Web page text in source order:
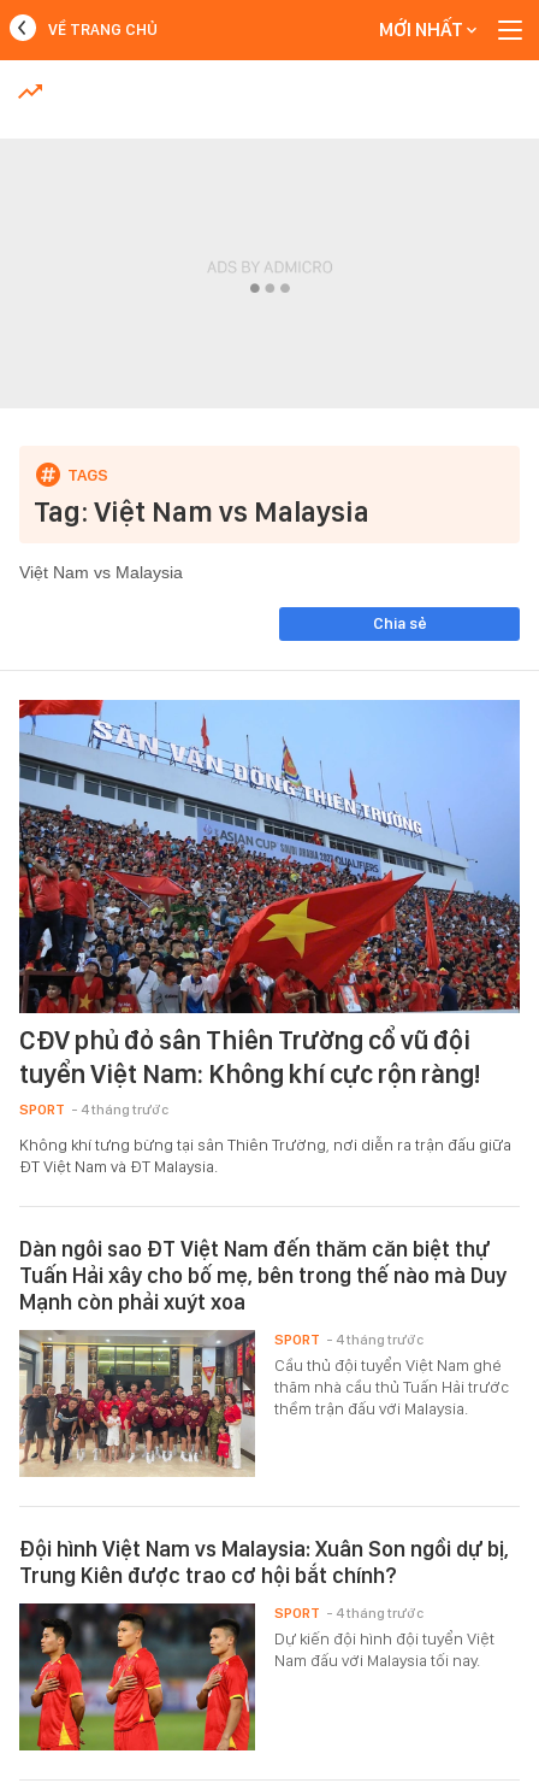
MỚI NHẤT
VỀ TRANG CHỦ MỚI NHẤT
Tag: Việt Nam vs Malaysia
Việt Nam vs Malaysia
Chia sẻ
CĐV phủ đỏ sân Thiên Trường cổ vũ đội
tuyển Việt Nam: Không khí cực rộn ràng!
SPORT - 4 tháng trước
Không khí tưng bừng tại sân Thiên Trường, nơi diễn ra trận đấu giữa
ĐT Việt Nam và ĐT Malaysia.
Dàn ngôi sao ĐT Việt Nam đến thăm căn biệt thự
Tuấn Hải xây cho bố mẹ, bên trong thế nào mà Duy
Mạnh còn phải xuýt xoa
Cầu thủ đội tuyển Việt Nam ghé
thăm nhà cầu thủ Tuấn Hải trước
thềm trận đấu với Malaysia.
SPORT - 4 tháng trước
Đội hình Việt Nam vs Malaysia: Xuân Son ngồi dự bị,
Trung Kiên được trao cơ hội bắt chính?
Dự kiến đội hình đội tuyển Việt
Nam đấu với Malaysia tối nay.
SPORT - 4 tháng trước